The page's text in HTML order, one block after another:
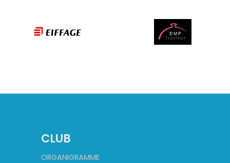
CLUB
ORGANIGRAMME